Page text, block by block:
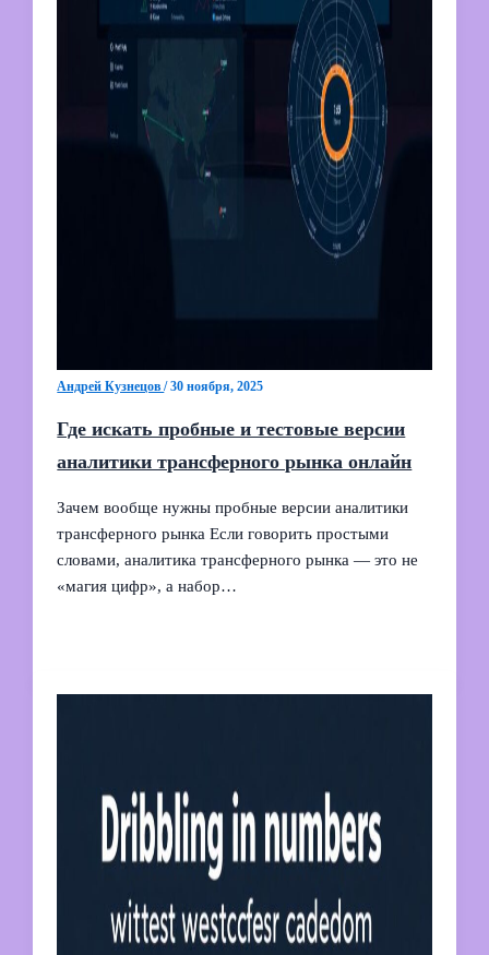
Андрей Кузнецов/30 ноября, 2025
Где искать пробные и тестовые версии
аналитики трансферного рынка онлайн
Зачем вообще нужны пробные версии аналитики
трансферного рынка Если говорить простыми
словами, аналитика трансферного рынка — это не
«магия цифр», а набор…